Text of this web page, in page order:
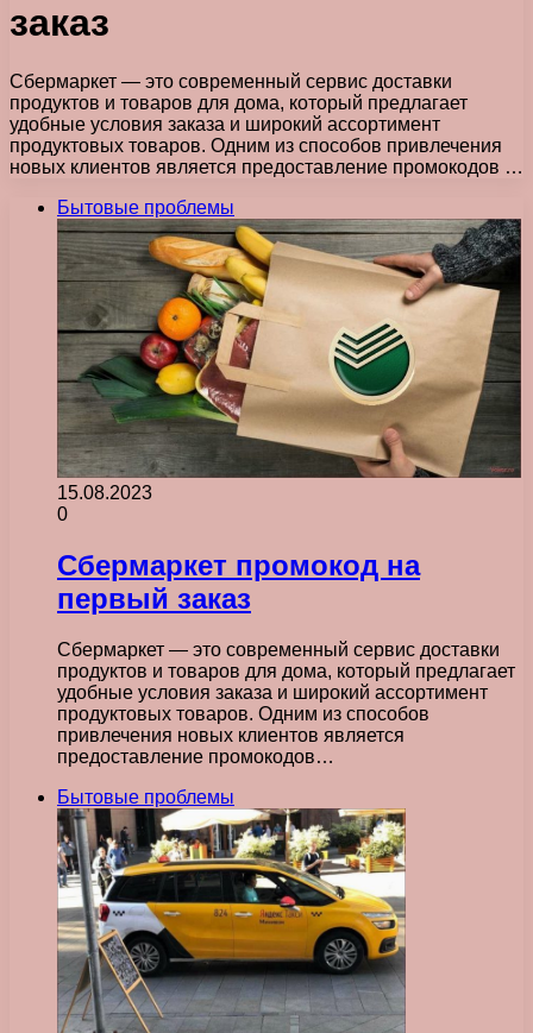
заказ
Сбермаркет — это современный сервис доставки
продуктов и товаров для дома, который предлагает
удобные условия заказа и широкий ассортимент
продуктовых товаров. Одним из способов привлечения
новых клиентов является предоставление промокодов …
Бытовые проблемы
15.08.2023
0
Сбермаркет промокод на
первый заказ
Сбермаркет — это современный сервис доставки
продуктов и товаров для дома, который предлагает
удобные условия заказа и широкий ассортимент
продуктовых товаров. Одним из способов
привлечения новых клиентов является
предоставление промокодов…
Бытовые проблемы